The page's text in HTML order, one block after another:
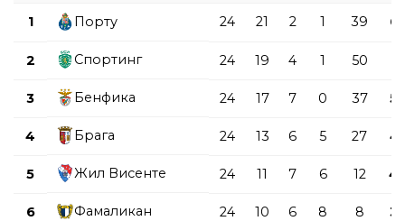
1 Порту 24 21 2 1 39
2 Спортинг 24 19 4 1 50
3 Бенфика 24 17 7 0 37
4 Брага 24 13 6 5 27
5 Жил Висенте 24 11 7 6 12
6 Фамаликан 24 10 6 8 8